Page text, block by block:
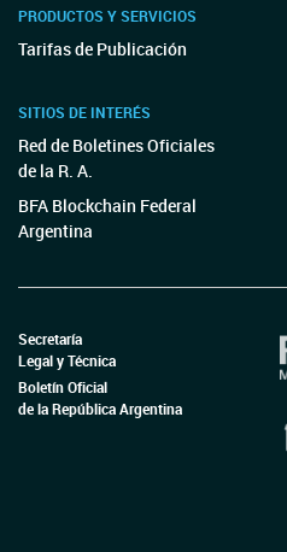
PRODUCTOS Y SERVICIOS
Tarifas de Publicación
SITIOS DE INTERÉS
Red de Boletines Oficiales
de la R. A.
BFA Blockchain Federal
Argentina
Secretaría
Legal y Técnica
Boletín Oficial
de la República Argentina